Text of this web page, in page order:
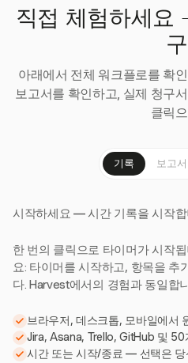
직접 체험하세요
구
아래에서 전체 워크플로를 확
보고서를 확인하고, 실제 청구
클릭
기록 보고서
시작하세요 — 시간 기록을 시작
한 번의 클릭으로 타이머가 시작
요: 타이머를 시작하고, 항목을 추
다. Harvest에서의 경험과 동일합
브라우저, 데스크톱, 모바일에서
Jira, Asana, Trello, GitHub 및
시간 또는 시작/종료 — 선택은 당